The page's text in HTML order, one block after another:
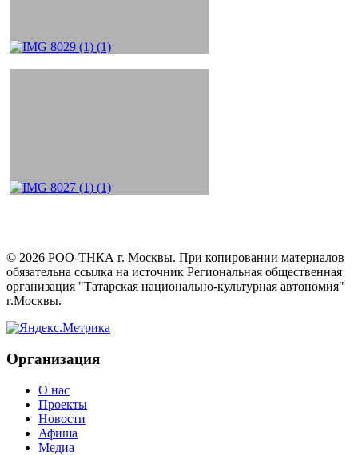
© 2026 РОО-ТНКА г. Москвы. При копировании материалов
обязательна ссылка на источник Региональная общественная
организация "Татарская национально-культурная автономия"
г.Москвы.
Организация
О нас
Проекты
Новости
Афиша
Медиа